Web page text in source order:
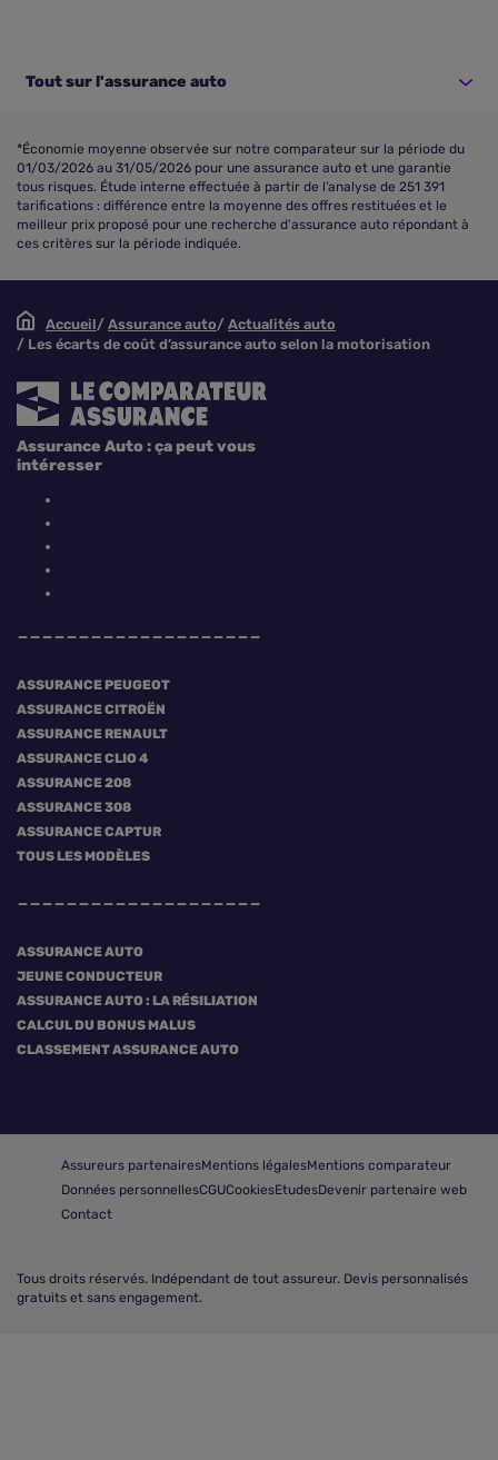
Tout sur l'assurance auto
*Économie moyenne observée sur notre comparateur sur la période du
01/03/2026 au 31/05/2026 pour une assurance auto et une garantie
tous risques. Étude interne effectuée à partir de l’analyse de 251 391
tarifications : différence entre la moyenne des offres restituées et le
meilleur prix proposé pour une recherche d'assurance auto répondant à
ces critères sur la période indiquée.
Accueil Assurance auto
Actualités auto
Les écarts de coût d’assurance auto selon la motorisation
ASSURANCE PEUGEOT
ASSURANCE CITROËN
ASSURANCE RENAULT
ASSURANCE CLIO 4
ASSURANCE 208
ASSURANCE 308
ASSURANCE CAPTUR
TOUS LES MODÈLES
ASSURANCE AUTO
JEUNE CONDUCTEUR
ASSURANCE AUTO : LA RÉSILIATION
CALCUL DU BONUS MALUS
CLASSEMENT ASSURANCE AUTO
Assurance Auto : ça peut vous
intéresser
Assureurs partenairesMentions légalesMentions comparateur
Données personnellesCGUCookiesEtudesDevenir partenaire web
Contact
Tous droits réservés. Indépendant de tout assureur. Devis personnalisés
gratuits et sans engagement.